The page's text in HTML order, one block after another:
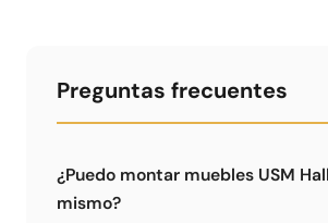
Preguntas frecuentes
¿Puedo montar muebles USM
mismo?